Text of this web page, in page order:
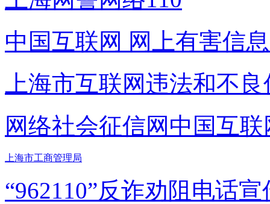
中国互联网 网上有害信
上海市互联网违法和不
网络社会征信网 中国互
上海市工商管理局
“962110”反诈劝阻电话宣